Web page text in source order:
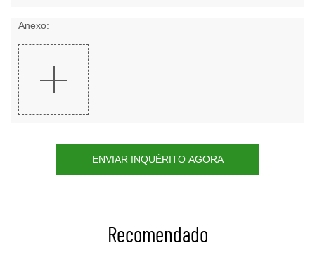
Anexo:
ENVIAR INQUÉRITO AGORA
Recomendado